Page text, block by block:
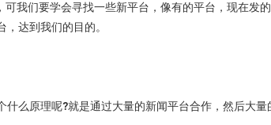
我们要学会寻找一些新平台，像有的平台，现在发
达到我们的目的。
么原理呢?就是通过大量的新闻平台合作，然后大量